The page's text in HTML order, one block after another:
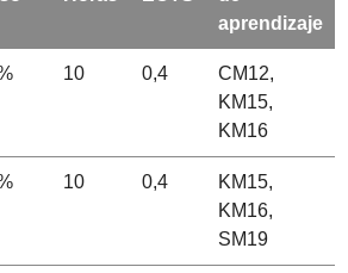
aprendizaje
10 0,4
CM12,
KM15,
KM16
10 0,4
KM15,
KM16,
SM19